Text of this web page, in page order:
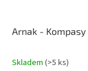
Arnak - Kompasy
Průměrné
Skladem (>5 ks)